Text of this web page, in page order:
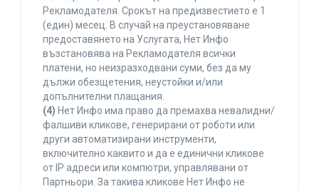
Рекламодателя. Срокът на предизвестието е 1
(един) месец. В случай на преустановяване
предоставянето на Услугата, Нет Инфо
възстановява на Рекламодателя всички
платени, но неизразходвани суми, без да му
дължи обезщетения, неустойки и/или
допълнителни плащания.
(4) Нет Инфо има право да премахва невалидни/
фалшиви кликове, генерирани от роботи или
други автоматизирани инструменти,
включително каквито и да е единични кликове
от IP адреси или компютри, управлявани от
Партньори. За такива кликове Нет Инфо не